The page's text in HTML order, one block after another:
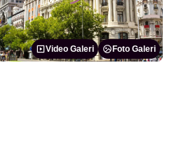
Video Galeri Foto Galeri